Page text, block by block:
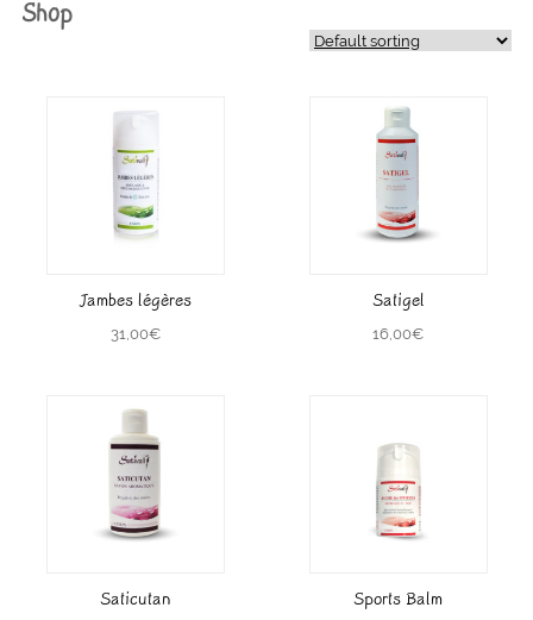
Shop
Jambes légères
31,00€
Satigel
16,00€
Saticutan Sports Balm